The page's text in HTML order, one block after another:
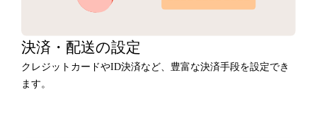
決済・ 配送の設定
クレジットカードやID決済など、豊富な決済手段を設定でき
ます。